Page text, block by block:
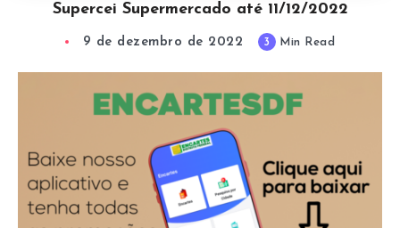
Supercei Supermercado até 11/12/2022
9 de dezembro de 2022 3 Min Read